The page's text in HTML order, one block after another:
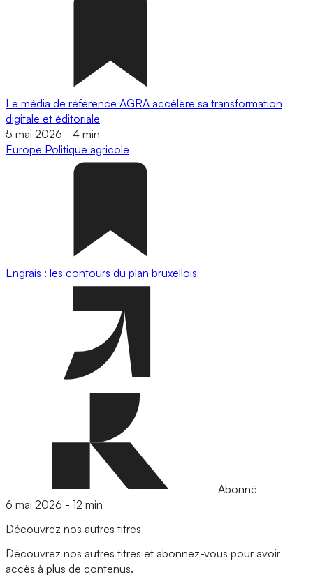
Le média de référence AGRA accélère sa transformation
digitale et éditoriale
5 mai 2026 - 4 min
Europe Politique agricole
Engrais : les contours du plan bruxellois
Abonné
6 mai 2026 - 12 min
Découvrez nos autres titres
Découvrez nos autres titres et abonnez-vous pour avoir
accès à plus de contenus.